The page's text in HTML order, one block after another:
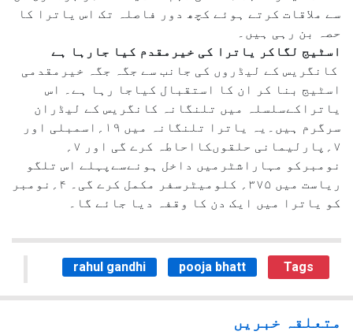
سے ملاقات کرتے ہوئے کچھ دور فاصلہ تک اس یاترا کا
حصہ بن رہی ہیں۔
اسٹیج لگاکر یاترا کی خیرمقدم کیا جارہا ہے
کانگریس کے لیڈروں کی جانب سے جگہ جگہ خیرمقدمی
اسٹیج بنا کر ان کا استقبال کیاجا رہا ہے۔ اس
یاتراکےسلسلہ میں تلنگانہ کانگریس کے لیڈران
سرگرم ہیں۔یہ یاترا تلنگانہ میں ۱۹؍اسمبلی اور
نومبرکو مہاراشٹرمیں داخل ہونےسےپہلے اس تلگو
ریاست میں ۳۷۵؍ کلومیٹرسفر مکمل کرے گی۔ ۴؍نومبر
کو یاترا میں ایک دن کا وقفہ دیا جائے گا۔
rahul gandhi pooja bhatt Tags
متعلقہ خبریں